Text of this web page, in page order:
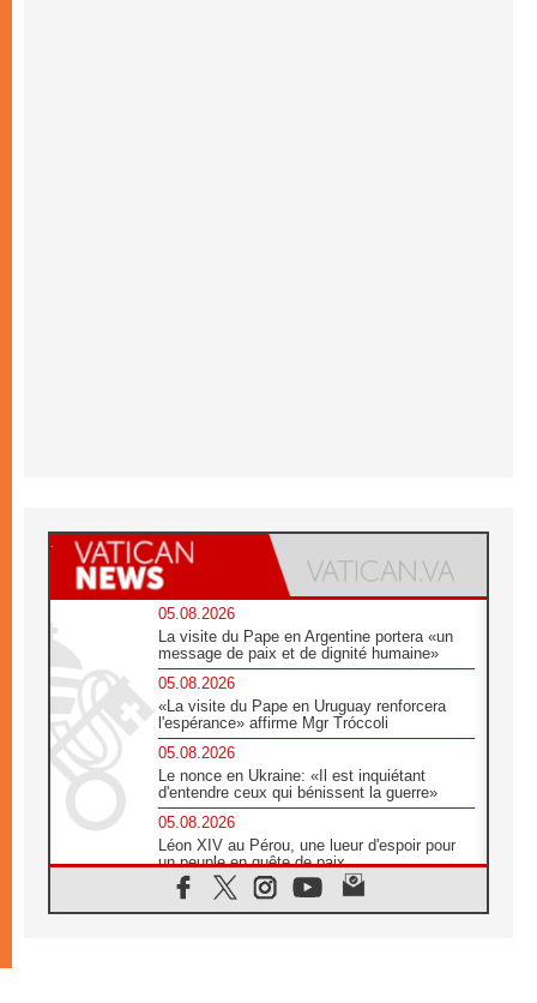
05.08.2026
La visite du Pape en Argentine portera «un
message de paix et de dignité humaine»
05.08.2026
«La visite du Pape en Uruguay renforcera
l'espérance» affirme Mgr Tróccoli
05.08.2026
Le nonce en Ukraine: «Il est inquiétant
d'entendre ceux qui bénissent la guerre»
05.08.2026
Léon XIV au Pérou, une lueur d'espoir pour
un peuple en quête de paix
05.08.2026
SCEAM: L'Église en Afrique vers